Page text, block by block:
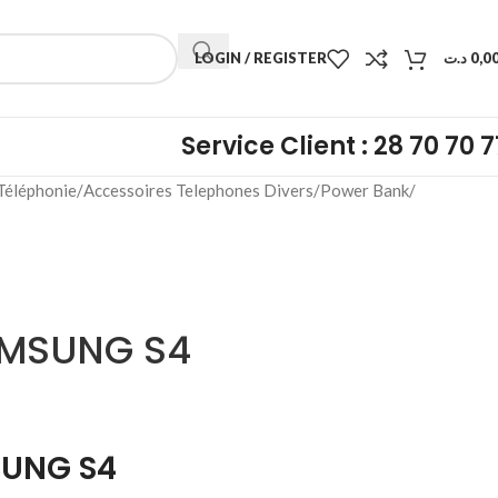
LOGIN / REGISTER د.ت
Service Client : 28 70 70
Accessoires Telephones Divers Power Bank
S4
S4